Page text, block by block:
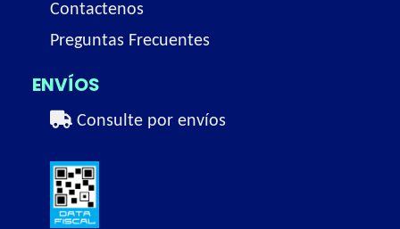
Contactenos
Preguntas Frecuentes
ENVÍOS
Consulte por envíos